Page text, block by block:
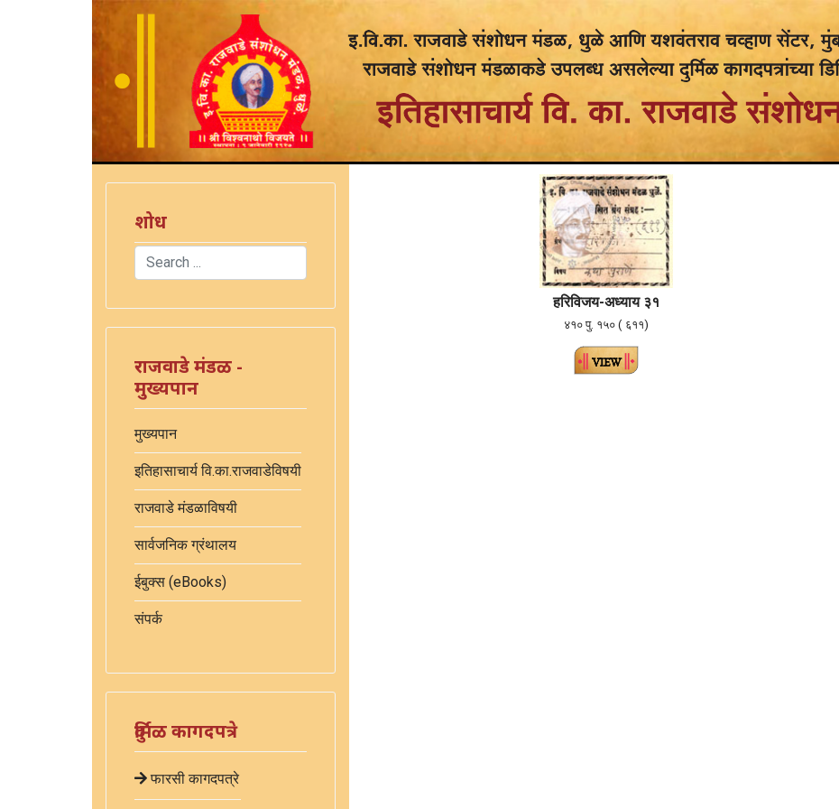
शोध
Search
राजवाडे मंडळ -
मुख्यपान
मुख्यपान
इतिहासाचार्य वि.का.राजवाडेविषयी
राजवाडे मंडळाविषयी
सार्वजनिक ग्रंथालय
ईबुक्स (eBooks)
संपर्क
दुर्मिळ कागदपत्रे
फारसी कागदपत्रे
हरिविजय-अध्याय ३१
४१० पु. १५० ( ६११)